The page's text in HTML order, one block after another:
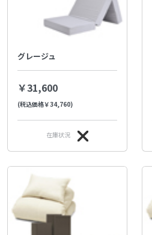
グレージュ
￥31,600
(税込価格￥34,760)
在庫状況